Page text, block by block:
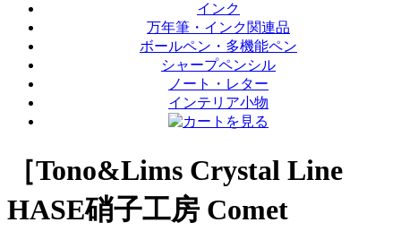
インク
万年筆・インク関連品
ボールペン・多機能ペン
シャープペンシル
ノート・レター
インテリア小物
［Tono&Lims Crystal Line
HASE硝子工房 Comet